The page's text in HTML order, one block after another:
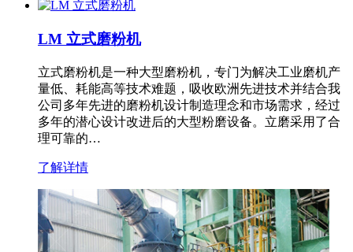
LM 立式磨粉机
立式磨粉机是一种大型磨粉机，专门为解决工业磨机产
量低、耗能高等技术难题，吸收欧洲先进技术并结合我
公司多年先进的磨粉机设计制造理念和市场需求，经过
多年的潜心设计改进后的大型粉磨设备。立磨采用了合
理可靠的…
了解详情